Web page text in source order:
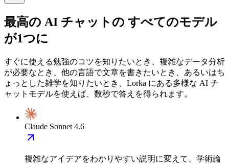
最高の AI チャットの すべてのモデル
が1つに
すぐに使える勉強のコツを知りたいとき、複雑なデータ分析
が必要なとき、他の言語で文章を書きたいとき、あるいはち
ょっとした雑学を知りたいとき、Lorka にある多様な AI チ
ャットモデルを使えば、数秒で答えを得られます。
Claude Sonnet 4.6
複雑なアイデアをわかりやすい説明に変えて、学術論